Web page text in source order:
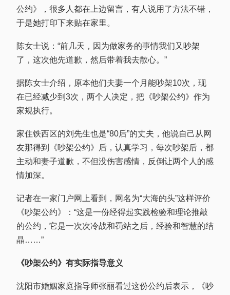
公约》，很多人都在上边留言，有人说用了方法不错，
于是她打印下来贴在家里。
陈女士说：“前几天，因为做家务的事情我们又吵架
了，这次他先道歉，然后带着我去散心。”
据陈女士介绍，原本他们夫妻一个月能吵架10次，现
在已经减少到3次，两个人决定，把《吵架公约》作为
家规执行。
家住铁西区的刘先生也是“80后”的丈夫，他说自己从网
友那得到《吵架公约》后，认真学习，每次吵架后，都
主动和妻子道歉，不但没伤害感情，反倒让两个人的感
情加深。
记者在一家门户网上看到，网名为“大海的头”这样评价
《吵架公约》：“这是一份经得起实践检验和理论推敲
的公约，它是一次次冷战和罚站之后，经验和智慧的结
晶……”
《吵架公约》有实际指导意义
沈阳市婚姻家庭指导师张丽看过这份公约后表示，《吵